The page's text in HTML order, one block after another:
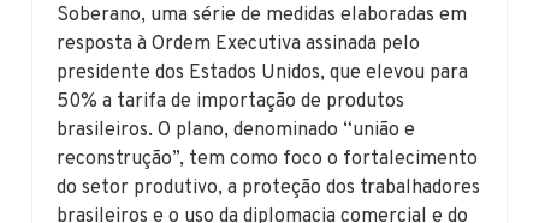
Soberano, uma série de medidas elaboradas em
resposta à Ordem Executiva assinada pelo
presidente dos Estados Unidos, que elevou para
50% a tarifa de importação de produtos
brasileiros. O plano, denominado “união e
reconstrução”, tem como foco o fortalecimento
do setor produtivo, a proteção dos trabalhadores
brasileiros e o uso da diplomacia comercial e do